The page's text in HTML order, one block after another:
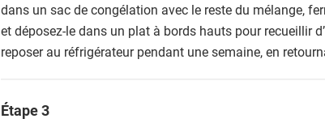
dans un sac de congélation avec le reste du mélange,
et déposez-le dans un plat à bords hauts pour recueillir
reposer au réfrigérateur pendant une semaine, en
Étape 3